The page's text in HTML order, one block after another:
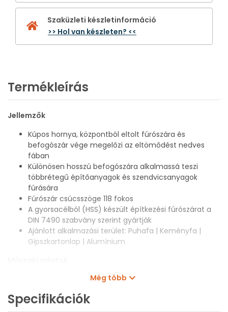
Szaküzleti készletinformáció
>> Hol van készleten? <<
Termékleírás
Jellemzők
Kúpos hornya, központból eltolt fúrószára és
befogószár vége megelőzi az eltömődést nedves
fában
Különösen hosszú befogószára alkalmassá teszi
többrétegű építőanyagok és szendvicsanyagok
fúrására
Fúrószár csúcsszöge 118 fokos
A gyorsacélból (HSS) készült építkezési fúrószárat a
DIN 7490 szabvány szerint gyártják
Ajánlott alkalmazási terület: Puhafa | Keményfa |
Gipszkartonlap | Alumínium
Szerszám befogás: Hengeres
Még több
Specifikációk